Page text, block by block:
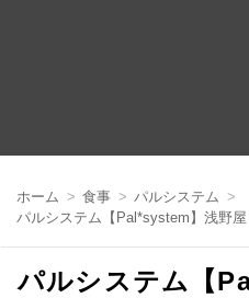
ホーム 食事
パルシステム
パルシステム【Pal*system】浅野
パルシステム【